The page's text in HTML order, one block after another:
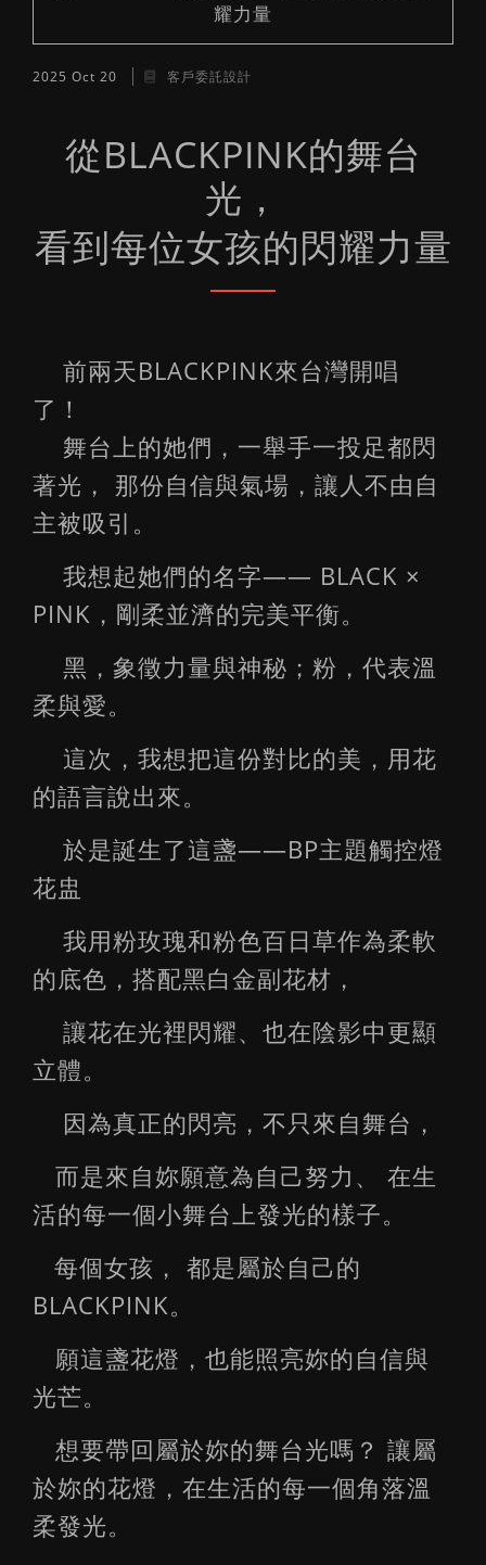
耀力量
2025 Oct 20 客戶委託設計
從BLACKPINK的舞台
光，
看到每位女孩的閃耀力量
前兩天BLACKPINK來台灣開唱
了！
舞台上的她們，一舉手一投足都閃
著光， 那份自信與氣場，讓人不由自
主被吸引。
我想起她們的名字—— BLACK ×
PINK，剛柔並濟的完美平衡。
黑，象徵力量與神秘；粉，代表溫
柔與愛。
這次，我想把這份對比的美，用花
的語言說出來。
於是誕生了這盞——BP主題觸控燈
花盅
我用粉玫瑰和粉色百日草作為柔軟
的底色，搭配黑白金副花材，
讓花在光裡閃耀、也在陰影中更顯
立體。
因為真正的閃亮，不只來自舞台，
而是來自妳願意為自己努力、 在生
活的每一個小舞台上發光的樣子。
每個女孩， 都是屬於自己的
BLACKPINK。
願這盞花燈，也能照亮妳的自信與
光芒。
想要帶回屬於妳的舞台光嗎？ 讓屬
於妳的花燈，在生活的每一個角落溫
柔發光。